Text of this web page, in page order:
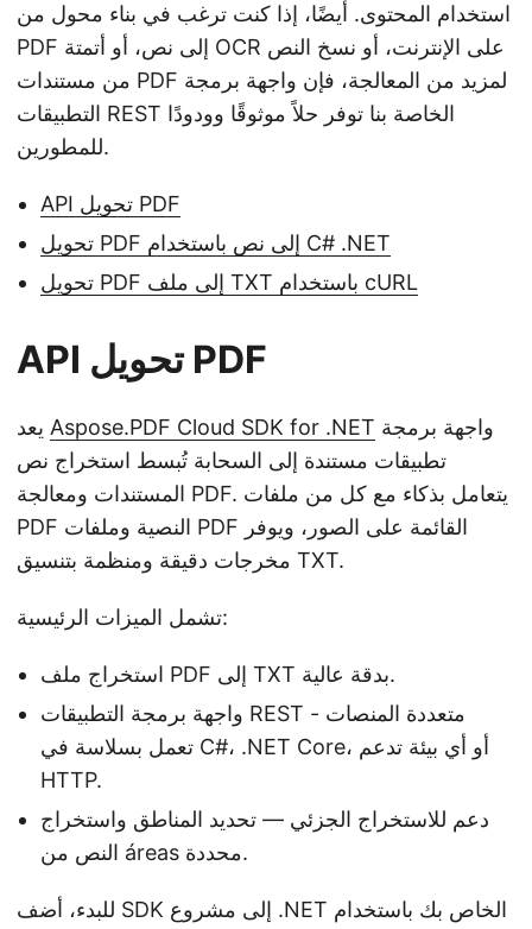
استخدام المحتوى. أيضًا، إذا كنت ترغب في بناء محول من
PDF إلى نص، أو أتمتة OCR على الإنترنت، أو نسخ النص
من مستندات PDF لمزيد من المعالجة، فإن واجهة برمجة
التطبيقات REST الخاصة بنا توفر حلاً موثوقًا وودودًا
للمطورين.
API تحويل PDF
تحويل PDF إلى نص باستخدام C# .NET
تحويل PDF إلى ملف TXT باستخدام cURL
API تحويل PDF
Aspose.PDF Cloud SDK for .NET
تطبيقات مستندة إلى السحابة تُبسط استخراج نص
المستندات ومعالجة PDF. يتعامل بذكاء مع كل من ملفات
PDF النصية وملفات PDF القائمة على الصور، ويوفر
مخرجات دقيقة ومنظمة بتنسيق TXT.
تشمل الميزات الرئيسية:
استخراج ملف PDF إلى TXT بدقة عالية.
واجهة برمجة التطبيقات REST متعددة المنصات -
تعمل بسلاسة في C#، .NET Core، أو أي بيئة تدعم
HTTP.
دعم للاستخراج الجزئي — تحديد المناطق واستخراج
النص من áreas محددة.
للبدء، أضف SDK إلى مشروع .NET الخاص بك باستخدام